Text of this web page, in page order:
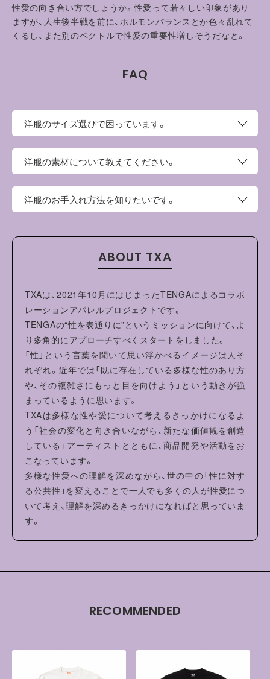
性愛の向き合い方でしょうか。性愛って若々しい印象があり
ますが、人生後半戦を前に、ホルモンバランスとか色々乱れて
くるし、また別のベクトルで性愛の重要性増しそうだなと。
FAQ
洋服のサイズ選びで困っています。
このページの上部にサイズという項目がございます。そち
らにサイズ表がございますので、お手持ちの洋服と比較し
洋服の素材について教えてください。
高密度コットン100%のストライプ生地。
洋服のお手入れ方法を知りたいです。
・タンブル乾燥機を使用しないでください。
・洗濯やクリーニングの際はネットを使用し、他のものと分
けて洗ってください。
・形を整えて干してください。洗濯により収縮やねじれ、型
崩れすることがあります。
ABOUT TXA
TXAは、2021年10月にはじまったTENGAによるコラボ
レーションアパレルプロジェクトです。
TENGAの“性を表通りに”というミッションに向けて、よ
り多角的にアプローチすべくスタートをしました。
「性」という言葉を聞いて思い浮かべるイメージは人そ
れぞれ。近年では「既に存在している多様な性のあり方
や、その複雑さにもっと目を向けよう」という動きが強
まっているように思います。
TXAは多様な性や愛について考えるきっかけになるよ
う「社会の変化と向き合いながら、新たな価値観を創造
している」アーティストとともに、商品開発や活動をお
こなっています。
多様な性愛への理解を深めながら、世の中の「性に対す
る公共性」を変えることで一人でも多くの人が性愛につ
いて考え、理解を深めるきっかけになればと思っていま
す。
RECOMMENDED